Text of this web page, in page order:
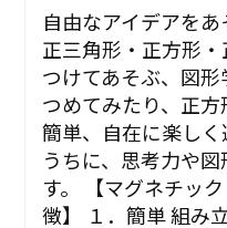
自由なアイデアを
正三角形・正方形
つけてあそぶ、図
つめてみたり、正方
簡単、自在に楽し
うちに、思考力や
す。 【マグネチッ
徴】 １．簡単 組み